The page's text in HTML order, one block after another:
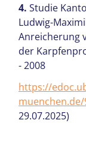
4. Studie
Ludwig-
Anreicherung
der
- 2008
https://
29.07.2025)